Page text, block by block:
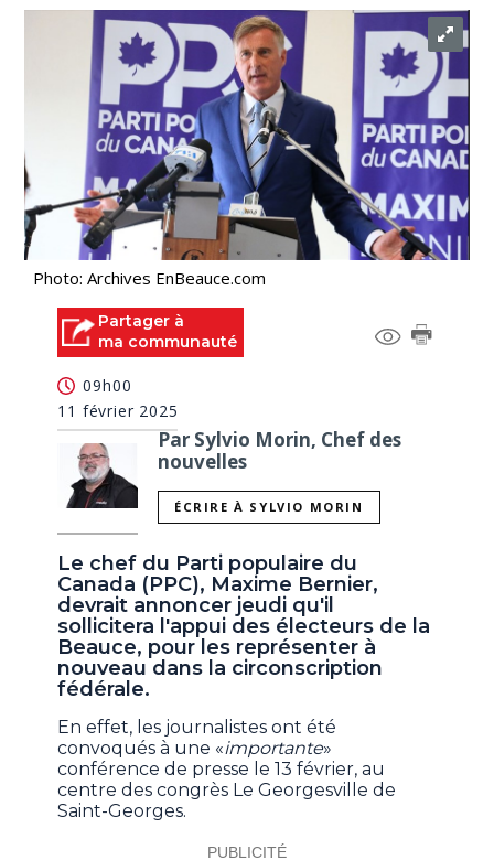
Photo: Archives EnBeauce.com
Partager à
ma communauté
09h00
11 février 2025
Par Sylvio Morin, Chef des
nouvelles
ÉCRIRE À SYLVIO MORIN
Le chef du Parti populaire du
Canada (PPC), Maxime Bernier,
devrait annoncer jeudi qu'il
sollicitera l'appui des électeurs de la
Beauce, pour les représenter à
nouveau dans la circonscription
fédérale.
En effet, les journalistes ont été
convoqués à une «importante»
conférence de presse le 13 février, au
centre des congrès Le Georgesville de
Saint-Georges.